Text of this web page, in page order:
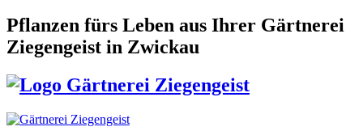
Pflanzen fürs Leben aus Ihrer Gärtnerei
Ziegengeist in Zwickau